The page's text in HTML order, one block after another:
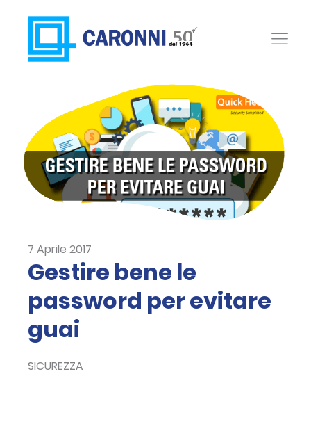
7 Aprile 2017
Gestire bene le
password per evitare
guai
SICUREZZA